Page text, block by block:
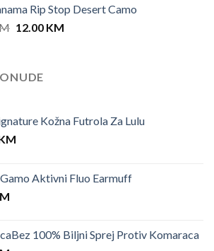
25.00 KM.12.00 KM.
Rip Stop Desert Camo
Original
25.00 KM.
12.00 KMCurrent
Kožna Futrola Za Lulu
Aktivni Fluo Earmuff
100% Biljni Sprej Protiv Komaraca